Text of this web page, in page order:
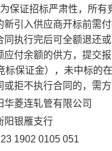
保证招标严肃性，所
新引入供应商开标前需
同执行完后可全额退还
应付余额的供方，提交
标保证金），未中标的
或拒不执行合同的，需
华菱连轧管有限公司
阳银雁支行
1902 0105 051